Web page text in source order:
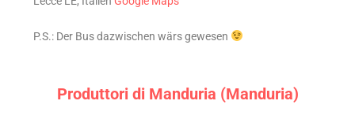
P.S.: Der Bus dazwischen wärs gewesen
Produttori di Manduria (Manduria)